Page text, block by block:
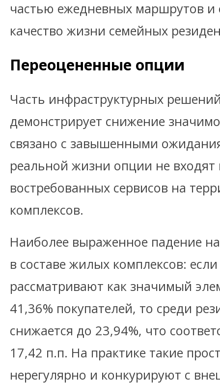
частью ежедневных маршрутов и
качество жизни семейных
Переоцененные опции
Часть инфраструктурных
демонстрирует снижение
связано с завышенными
реальной жизни опции не входят
востребованных сервисов на
комплексов.
Наиболее выраженное падение
в составе жилых комплексов:
рассматривают как значимый
41,36% покупателей, то среди
снижается до 23,94%, что
17,42 п.п. На практике такие
нерегулярно и конкурируют с